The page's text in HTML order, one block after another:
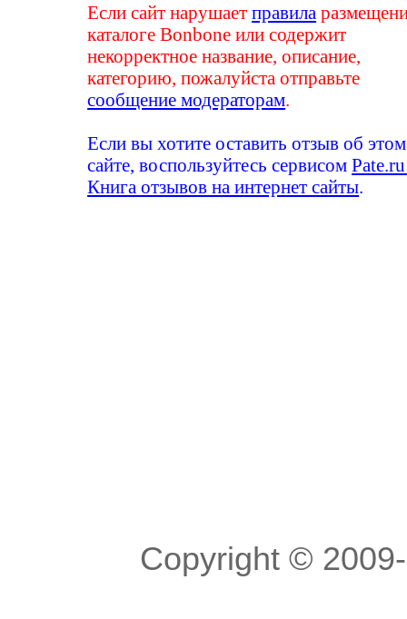
Если сайт нарушаетправила
каталоге Bonbone или содержит
некорректное название, описание,
категорию, пожалуйста отправьте
сообщение модераторам
Если вы хотите оставить отзыв об этом
сайте, воспользуйтесь сервисом
Книга отзывов на интернет сайты
Copyright ©